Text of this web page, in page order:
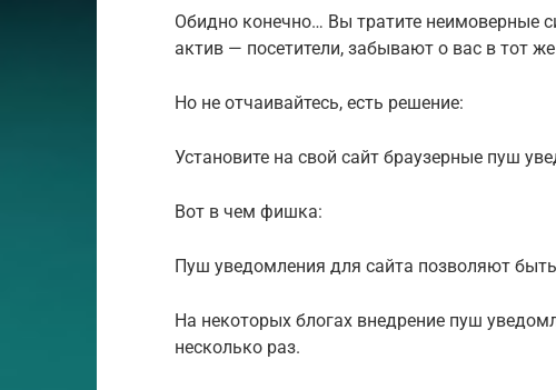
Обидно конечно… Вы тратите неимоверные
актив — посетители, забывают о вас в тот
Но не отчаивайтесь, есть решение:
Установите на свой сайт браузерные пуш
Вот в чем фишка:
Пуш уведомления для сайта позволяют
На некоторых блогах внедрение пуш
несколько раз.